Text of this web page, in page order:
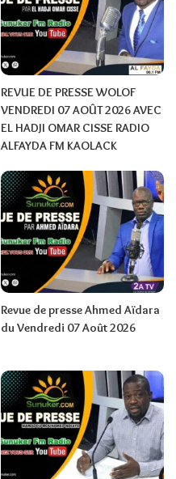
REVUE DE PRESSE WOLOF
VENDREDI 07 AOÛT 2026 AVEC
EL HADJI OMAR CISSE RADIO
ALFAYDA FM KAOLACK
Revue de presse Ahmed Aïdara
du Vendredi 07 Août 2026